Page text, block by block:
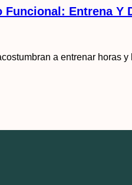
Funcional: Entrena Y
a entrenar horas